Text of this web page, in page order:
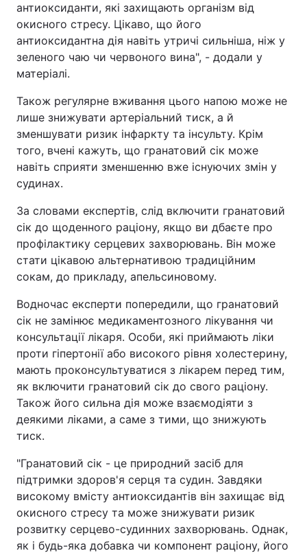
антиоксиданти, які захищають організм від
окисного стресу. Цікаво, що його
антиоксидантна дія навіть утричі сильніша, ніж у
зеленого чаю чи червоного вина", - додали у
матеріалі.
Також регулярне вживання цього напою може не
лише знижувати артеріальний тиск, а й
зменшувати ризик інфаркту та інсульту. Крім
того, вчені кажуть, що гранатовий сік може
навіть сприяти зменшенню вже існуючих змін у
судинах.
За словами експертів, слід включити гранатовий
сік до щоденного раціону, якщо ви дбаєте про
профілактику серцевих захворювань. Він може
стати цікавою альтернативою традиційним
сокам, до прикладу, апельсиновому.
Водночас експерти попередили, що гранатовий
сік не замінює медикаментозного лікування чи
консультації лікаря. Особи, які приймають ліки
проти гіпертонії або високого рівня холестерину,
мають проконсультуватися з лікарем перед тим,
як включити гранатовий сік до свого раціону.
Також його сильна дія може взаємодіяти з
деякими ліками, а саме з тими, що знижують
тиск.
"Гранатовий сік - це природний засіб для
підтримки здоров'я серця та судин. Завдяки
високому вмісту антиоксидантів він захищає від
окисного стресу та може знижувати ризик
розвитку серцево-судинних захворювань. Однак,
як і будь-яка добавка чи компонент раціону, його